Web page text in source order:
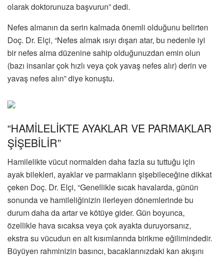
olarak doktorunuza başvurun” dedi.
Nefes almanın da serin kalmada önemli olduğunu belirten
Doç. Dr. Elçi, “Nefes almak ısıyı dışarı atar, bu nedenle iyi
bir nefes alma düzenine sahip olduğunuzdan emin olun
(bazı insanlar çok hızlı veya çok yavaş nefes alır) derin ve
yavaş nefes alın” diye konuştu.
“HAMİLELİKTE AYAKLAR VE PARMAKLAR
ŞİŞEBİLİR”
Hamilelikte vücut normalden daha fazla su tuttuğu için
ayak bilekleri, ayaklar ve parmakların şişebileceğine dikkat
çeken Doç. Dr. Elçi, “Genellikle sıcak havalarda, günün
sonunda ve hamileliğinizin ilerleyen dönemlerinde bu
durum daha da artar ve kötüye gider. Gün boyunca,
özellikle hava sıcaksa veya çok ayakta duruyorsanız,
ekstra su vücudun en alt kısımlarında birikme eğilimindedir.
Büyüyen rahminizin basıncı, bacaklarınızdaki kan akışını